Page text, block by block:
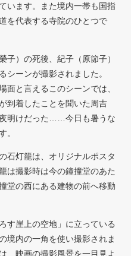
います。また境内一帯も国指
を代表する寺院のひとつで
）の死後、紀子（原節子）
シーンが撮影されました。
面と言えるこのシーンでは、
到着したことを聞いた周吉
明けだった……今日も暑うな
。
石灯籠は、オリジナルポスタ
は撮影時は今の鐘撞堂のあた
堂の西にある建物の前へ移動
す崖上の空地」に立っている
境内の一角を使い撮影されま
、映画の撮影風景を一目見よ